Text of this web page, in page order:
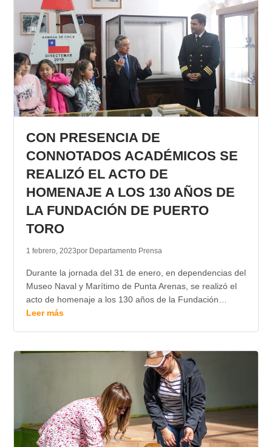
CON PRESENCIA DE
CONNOTADOS ACADÉMICOS SE
REALIZÓ EL ACTO DE
HOMENAJE A LOS 130 AÑOS DE
LA FUNDACIÓN DE PUERTO
TORO
1 febrero, 2023por Departamento Prensa
Durante la jornada del 31 de enero, en dependencias del
Museo Naval y Marítimo de Punta Arenas, se realizó el
acto de homenaje a los 130 años de la Fundación…
Leer más